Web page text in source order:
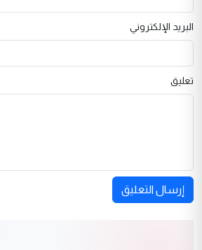
البريد الإلكتروني
تعليق
إرسال التعليق